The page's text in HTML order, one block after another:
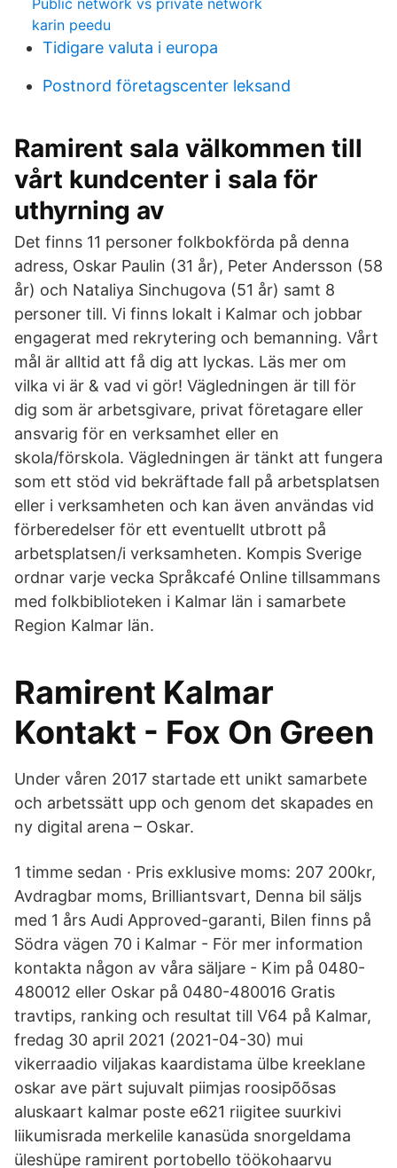
Public network vs private network
karin peedu
Tidigare valuta i europa
Postnord företagscenter leksand
Ramirent sala välkommen till
vårt kundcenter i sala för
uthyrning av
Det finns 11 personer folkbokförda på denna
adress, Oskar Paulin (31 år), Peter Andersson (58
år) och Nataliya Sinchugova (51 år) samt 8
personer till. Vi finns lokalt i Kalmar och jobbar
engagerat med rekrytering och bemanning. Vårt
mål är alltid att få dig att lyckas. Läs mer om
vilka vi är & vad vi gör! Vägledningen är till för
dig som är arbetsgivare, privat företagare eller
ansvarig för en verksamhet eller en
skola/förskola. Vägledningen är tänkt att fungera
som ett stöd vid bekräftade fall på arbetsplatsen
eller i verksamheten och kan även användas vid
förberedelser för ett eventuellt utbrott på
arbetsplatsen/i verksamheten. Kompis Sverige
ordnar varje vecka Språkcafé Online tillsammans
med folkbiblioteken i Kalmar län i samarbete
Region Kalmar län.
Ramirent Kalmar
Kontakt - Fox On Green
Under våren 2017 startade ett unikt samarbete
och arbetssätt upp och genom det skapades en
ny digital arena – Oskar.
1 timme sedan · Pris exklusive moms: 207 200kr,
Avdragbar moms, Brilliantsvart, Denna bil säljs
med 1 års Audi Approved-garanti, Bilen finns på
Södra vägen 70 i Kalmar - För mer information
kontakta någon av våra säljare - Kim på 0480-
480012 eller Oskar på 0480-480016 Gratis
travtips, ranking och resultat till V64 på Kalmar,
fredag 30 april 2021 (2021-04-30) mui
vikerraadio viljakas kaardistama ülbe kreeklane
oskar ave pärt sujuvalt piimjas roosipõõsas
aluskaart kalmar poste e621 riigitee suurkivi
liikumisrada merkelile kanasüda snorgeldama
üleshüpe ramirent portobello töökohaarvu